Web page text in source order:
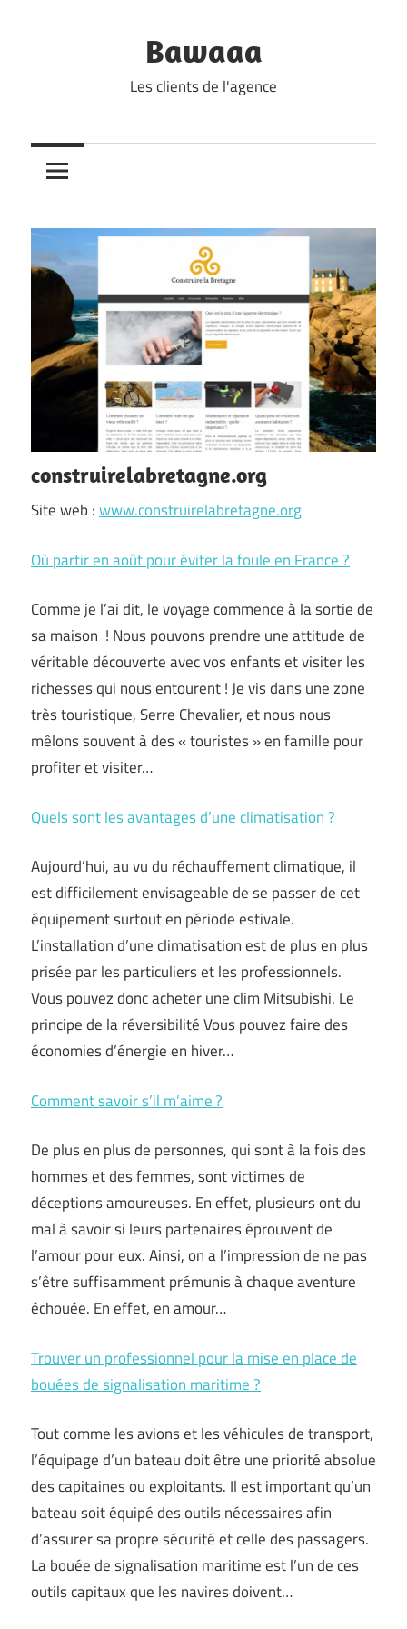
Bawaaa
Les clients de l'agence
construirelabretagne.org
Site web :www.construirelabretagne.org
Où partir en août pour éviter la foule en France ?
Comme je l’ai dit, le voyage commence à la sortie de
sa maison ! Nous pouvons prendre une attitude de
véritable découverte avec vos enfants et visiter les
richesses qui nous entourent ! Je vis dans une zone
très touristique, Serre Chevalier, et nous nous
mêlons souvent à des « touristes » en famille pour
profiter et visiter…
Quels sont les avantages d’une climatisation ?
Aujourd’hui, au vu du réchauffement climatique, il
est difficilement envisageable de se passer de cet
équipement surtout en période estivale.
L’installation d’une climatisation est de plus en plus
prisée par les particuliers et les professionnels.
Vous pouvez donc acheter une clim Mitsubishi. Le
principe de la réversibilité Vous pouvez faire des
économies d’énergie en hiver…
Comment savoir s’il m’aime ?
De plus en plus de personnes, qui sont à la fois des
hommes et des femmes, sont victimes de
déceptions amoureuses. En effet, plusieurs ont du
mal à savoir si leurs partenaires éprouvent de
l’amour pour eux. Ainsi, on a l’impression de ne pas
s’être suffisamment prémunis à chaque aventure
échouée. En effet, en amour…
Trouver un professionnel pour la mise en place de
bouées de signalisation maritime ?
Tout comme les avions et les véhicules de transport,
l’équipage d’un bateau doit être une priorité absolue
des capitaines ou exploitants. Il est important qu’un
bateau soit équipé des outils nécessaires afin
d’assurer sa propre sécurité et celle des passagers.
La bouée de signalisation maritime est l’un de ces
outils capitaux que les navires doivent…